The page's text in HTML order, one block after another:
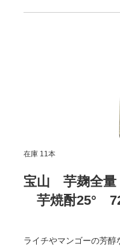
在庫 11本
宝山 芋麹全量
芋焼酎25°
ライチやマンゴーの芳醇